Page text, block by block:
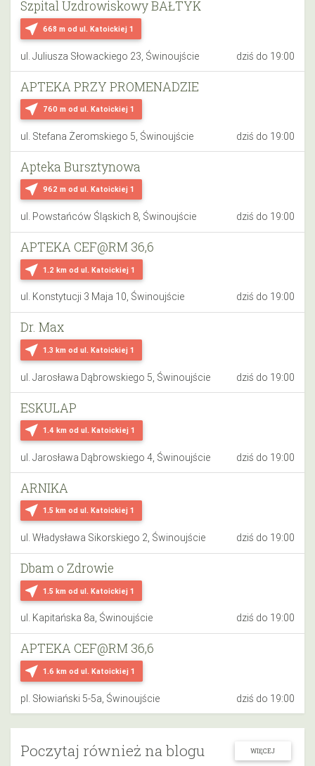
near_me 668 m od ul. Katoickiej 1
Szpital Uzdrowiskowy BAŁTYK
ul. Juliusza Słowackiego 23, Świnoujście dziś do 19:00
near_me 760 m od ul. Katoickiej 1
APTEKA PRZY PROMENADZIE
ul. Stefana Żeromskiego 5, Świnoujście dziś do 19:00
near_me 962 m od ul. Katoickiej 1
Apteka Bursztynowa
ul. Powstańców Śląskich 8, Świnoujście dziś do 19:00
near_me 1.2 km od ul. Katoickiej 1
APTEKA CEF@RM 36,6
ul. Konstytucji 3 Maja 10, Świnoujście dziś do 19:00
near_me 1.3 km od ul. Katoickiej 1
Dr. Max
ul. Jarosława Dąbrowskiego 5, Świnoujście dziś do 19:00
near_me 1.4 km od ul. Katoickiej 1
ESKULAP
ul. Jarosława Dąbrowskiego 4, Świnoujście dziś do 19:00
near_me 1.5 km od ul. Katoickiej 1
ARNIKA
ul. Władysława Sikorskiego 2, Świnoujście dziś do 19:00
near_me 1.5 km od ul. Katoickiej 1
Dbam o Zdrowie
ul. Kapitańska 8a, Świnoujście dziś do 19:00
near_me 1.6 km od ul. Katoickiej 1
APTEKA CEF@RM 36,6
pl. Słowiański 5-5a, Świnoujście dziś do 19:00
Poczytaj również na blogu WIĘCEJ